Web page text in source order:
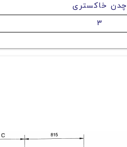
چدن خاکستری
3